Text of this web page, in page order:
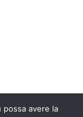
-- Foto in
avere la